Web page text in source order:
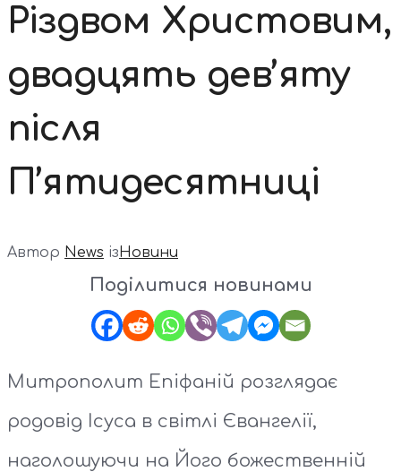
Різдвом Христовим,
двадцять дев’яту
після
П’ятидесятниці
Автор News ізНовини
Поділитися новинами
Митрополит Епіфаній розглядає
родовід Ісуса в світлі Євангелії,
наголошуючи на Його божественній